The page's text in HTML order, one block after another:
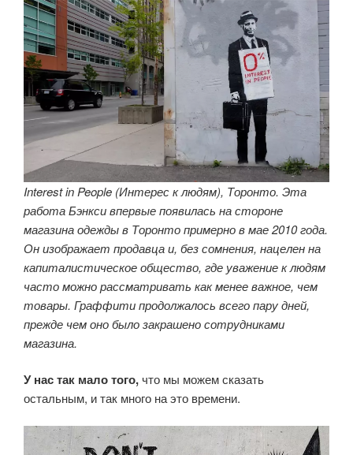
Interest in People (Интерес к людям), Торонто. Эта
работа Бэнкси впервые появилась на стороне
магазина одежды в Торонто примерно в мае 2010 года.
Он изображает продавца и, без сомнения, нацелен на
капиталистическое общество, где уважение к людям
часто можно рассматривать как менее важное, чем
товары. Граффити продолжалось всего пару дней,
прежде чем оно было закрашено сотрудниками
магазина.
У нас так мало того, что мы можем сказать
остальным, и так много на это времени.